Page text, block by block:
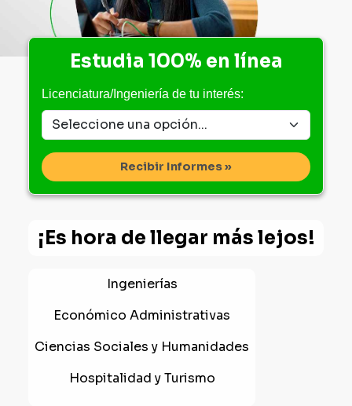
¡Es hora de llegar más lejos!
Ingenierías
Económico Administrativas
Ciencias Sociales y Humanidades
Hospitalidad y Turismo
Estudia 100% en línea
Licenciatura/Ingeniería de tu interés:
Recibir Informes »